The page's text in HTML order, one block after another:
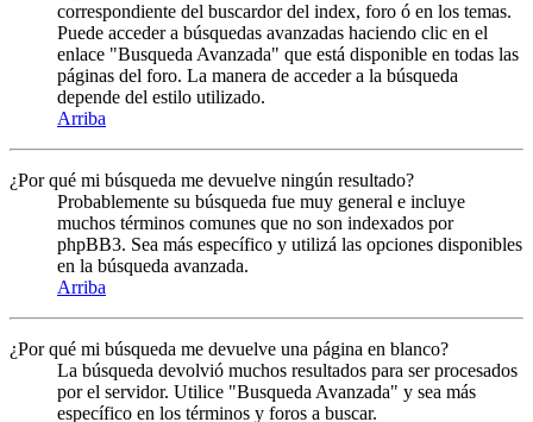
correspondiente del buscardor del index, foro ó en los temas.
Puede acceder a búsquedas avanzadas haciendo clic en el
enlace "Busqueda Avanzada" que está disponible en todas las
páginas del foro. La manera de acceder a la búsqueda
depende del estilo utilizado.
Arriba
¿Por qué mi búsqueda me devuelve ningún resultado?
Probablemente su búsqueda fue muy general e incluye
muchos términos comunes que no son indexados por
phpBB3. Sea más específico y utilizá las opciones disponibles
en la búsqueda avanzada.
Arriba
¿Por qué mi búsqueda me devuelve una página en blanco?
La búsqueda devolvió muchos resultados para ser procesados
por el servidor. Utilice "Busqueda Avanzada" y sea más
específico en los términos y foros a buscar.